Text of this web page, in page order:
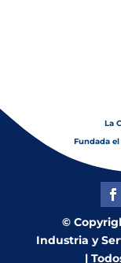
La
Fundada
©
Industria y
|